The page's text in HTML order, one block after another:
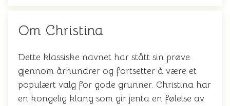
Om Christina
Dette klassiske navnet har stått sin prøve
gjennom århundrer og fortsetter å være et
populært valg for gode grunner. Christina har
en kongelig klang som gir jenta en følelse av